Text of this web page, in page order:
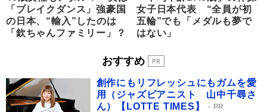
「ブレイクダンス」強豪国
の日本、“輸入”したのは
「欽ちゃんファミリー」？
女子日本代表 “全員が初
五輪”でも「メダルも夢で
はない」
おすすめ
創作にもリフレッシュにもガムを愛
用（ジャズピアニスト 山中千尋さ
ん）【LOTTE TIMES】
PR